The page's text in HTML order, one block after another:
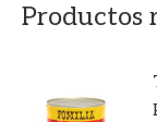
Productos